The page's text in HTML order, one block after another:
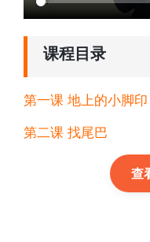
课程目录
第一课 地上的小脚印
第二课 找尾巴
查